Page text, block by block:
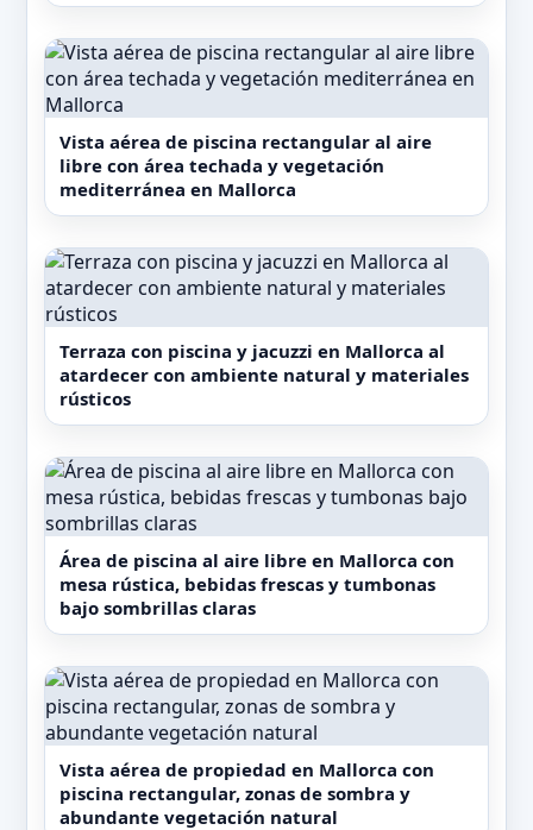
alojamiento se encuentra a 35 km del campo de
golf Son Vida y a 27 km del Aeropuerto de
Palma de Mallorca - Son Sant Joan. Su parking
privado gratuito y la combinación de servicios
lo convierten en una opción completa para
quienes visitan Mallorca buscando un equilibrio
entre confort, bienestar y naturaleza.
Vista aérea de piscina rectangular al aire
libre con área techada y vegetación
mediterránea en Mallorca
Terraza con piscina y jacuzzi en Mallorca al
atardecer con ambiente natural y materiales
rústicos
Área de piscina al aire libre en Mallorca con
mesa rústica, bebidas frescas y tumbonas
bajo sombrillas claras
Vista aérea de propiedad en Mallorca con
piscina rectangular, zonas de sombra y
abundante vegetación natural